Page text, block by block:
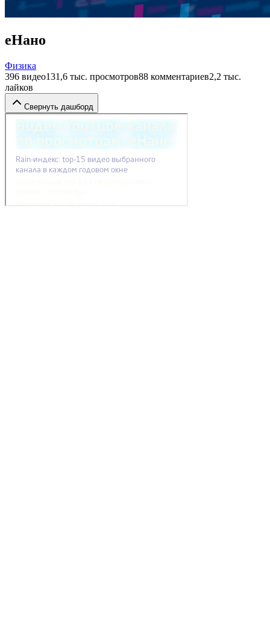
еНано
Физика
396 видео131,6 тыс. просмотров88 комментариев2,2 тыс.
лайков
Свернуть дашборд